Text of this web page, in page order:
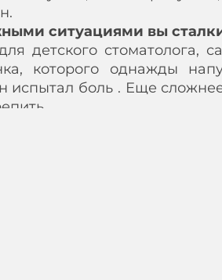
ситуациями вы
детского стоматолога,
которого однажды
испытал боль . Еще